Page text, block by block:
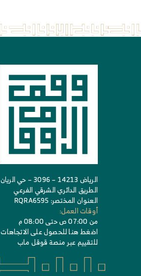
الرياض 14213 – 3096 – حي الريان 6595
الطريق الدائري الشرقي الفرعي
العنوان المختصر: RQRA6595
أوقات العمل:
من 07:00 ص حتى 08:00 م
اضغط هنا للحصول على الاتجاهات
للتقييم عبر منصة قوقل ماب